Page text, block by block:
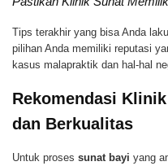
Tips terakhir yang bisa Anda
pilihan Anda memiliki reputasi
kasus malapraktik dan hal-hal
Rekomendasi
dan Berkualitas
Untuk proses sunat bayi yang